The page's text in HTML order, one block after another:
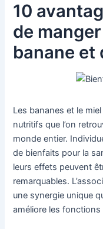
10
de
banane et
Les bananes et le
nutritifs que l’on
monde entier.
de bienfaits pour la
leurs effets peuvent
remarquables.
une synergie unique
améliore les fonctions